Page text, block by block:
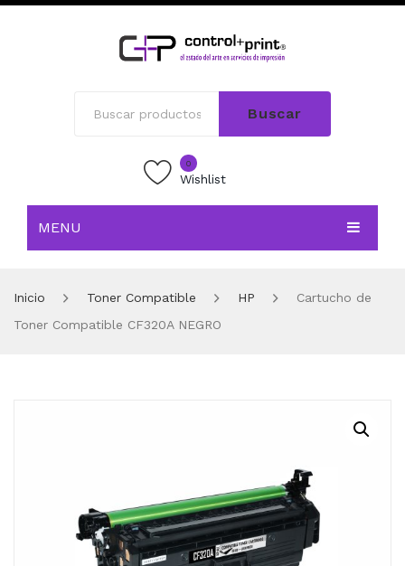
Buscar
0
Wishlist
MENU
Inicio Toner Compatible HP
Cartucho de
Toner Compatible CF320A NEGRO